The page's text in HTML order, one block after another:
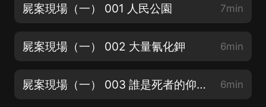
屍案現場（一） 001 人民公園 7min
屍案現場（一） 002 大量氰化鉀 6min
屍案現場（一） 003 誰是死者的仰慕者 6min